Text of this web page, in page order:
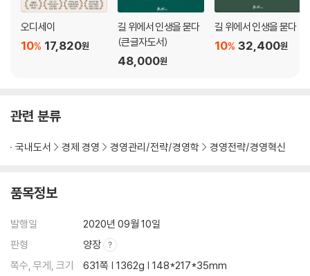
2장 조직 _원칙과 시스템
조직도 : 사람을 채우기 전에 조직도부터 그려라
적임자 : 누구를, 어디에, 언제, 어떻게 채울 것인가?
평가와 보상 : 평가와 보상의 4P 시스템
[格의 발견] 문제 해결의 정석, ‘시프트 프론트’
3장 전략 _생존과 성장
너 자신을 알라 : 업의 본질, 현재와 미래를 직시하라
초격차 전략 : 넘볼 수 없는 차이를 만드는 격
혁신 전략 : 개선이 아니라 혁신이다
선택 전략 : 못해서가 아니라 일이 많아서 망한다
오디세이
17,820원
10%
길 위에서 인생을 묻다
(큰글자도서)
48,000원
길 위에서 인생을 묻다
32,400원
10%
관련 분류
국내도서 경제 경영 경영관리/전략/경영학 경영전략/경영혁신
품목정보
발행일
2020년 09월 10일
판형
양장
쪽수, 무게, 크기
631쪽 | 1362g | 148*217*35mm